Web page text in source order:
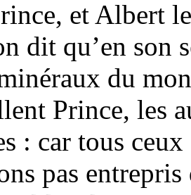
et Albert
dit qu’en son
du
Prince, les
: car tous
pas